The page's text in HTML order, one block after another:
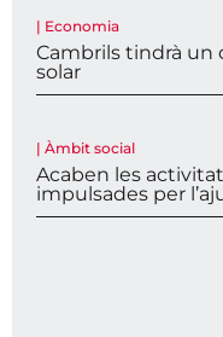
| Economia
Cambrils tindrà un
solar
| Àmbit social
Acaben les
impulsades per